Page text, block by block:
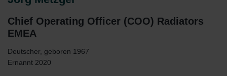
Chief Operating Officer (COO) Radiators
EMEA
Deutscher, geboren 1967
Ernannt 2020